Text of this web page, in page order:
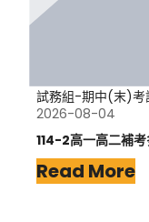
試務組-期中(末)考
2026-08-04
114-2高一高二補
Read More